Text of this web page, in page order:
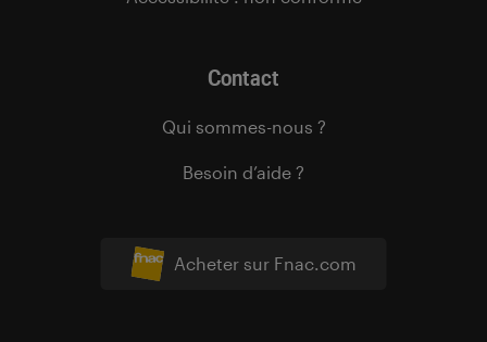
Acheter sur Fnac.com
Contact
Qui sommes-nous ?
Besoin d’aide ?